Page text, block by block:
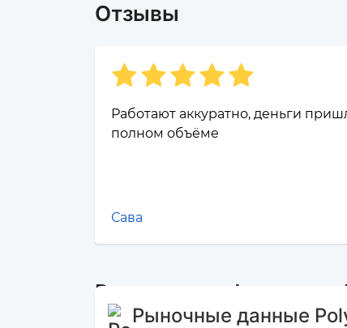
Отзывы
Работают аккуратно, деньги
полном объёме
Сава
Рыночная информация
Рыночные данные